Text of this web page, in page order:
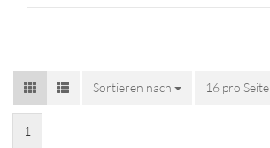
Sortieren nach 16 pro Seite
1